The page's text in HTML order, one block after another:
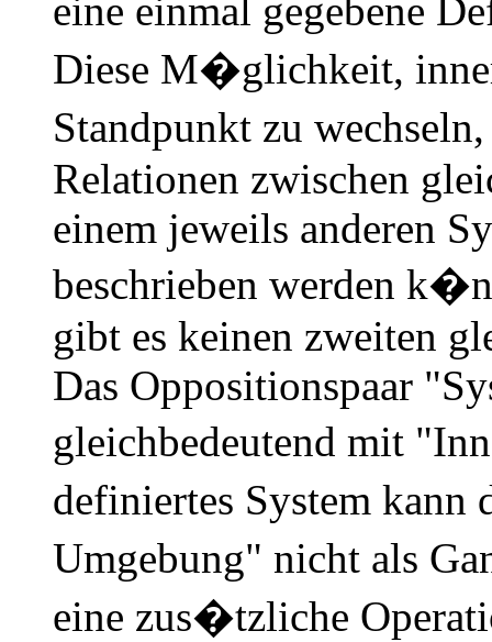
eine einmal gegebene
Diese M�glichkeit,
Standpunkt zu
Relationen zwischen
einem jeweils anderen
beschrieben werden
gibt es keinen zweiten
Das Oppositionspaar
gleichbedeutend mit
definiertes System
Umgebung" nicht als
eine zus�tzliche